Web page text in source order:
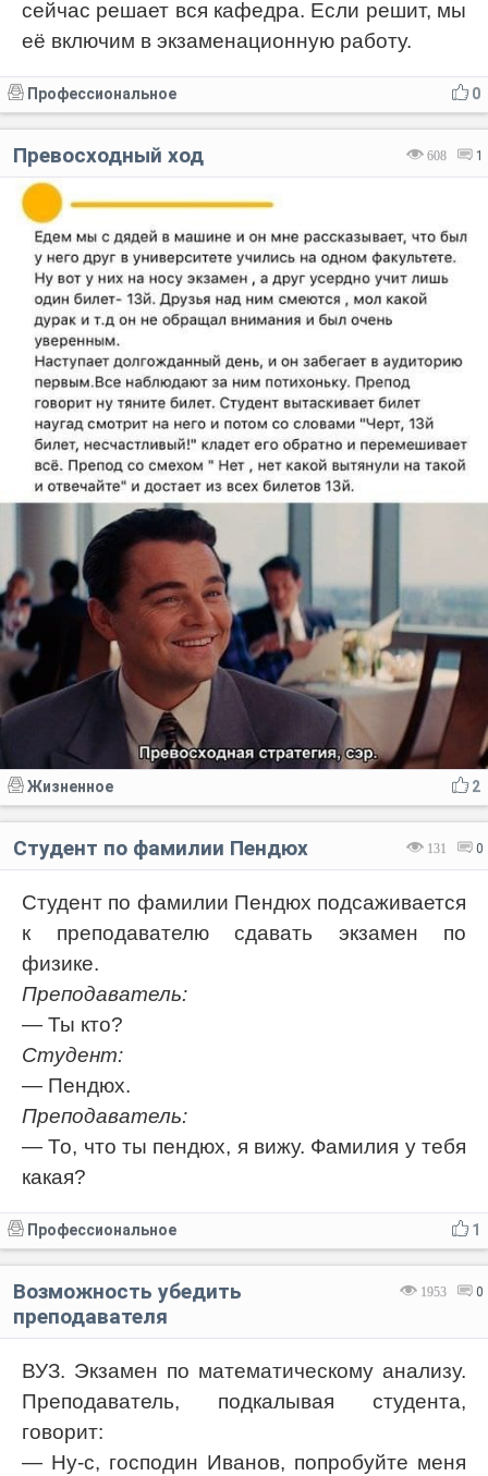
сейчас решает вся кафедра. Если решит, мы
её включим в экзаменационную работу.
0
Профессиональное
608 1
Превосходный ход
2
Жизненное
131 0
Студент по фамилии Пендюх
Студент по фамилии Пендюх подсаживается
к преподавателю сдавать экзамен по
физике.
Преподаватель:
— Ты кто?
Студент:
— Пендюх.
Преподаватель:
— То, что ты пендюх, я вижу. Фамилия у тебя
какая?
1
Профессиональное
1953 0
Возможность убедить
преподавателя
ВУЗ. Экзамен по математическому анализу.
Преподаватель, подкалывая студента,
говорит:
— Ну-с, господин Иванов, попробуйте меня